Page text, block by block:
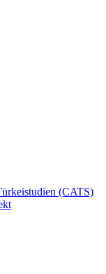
(CATS)